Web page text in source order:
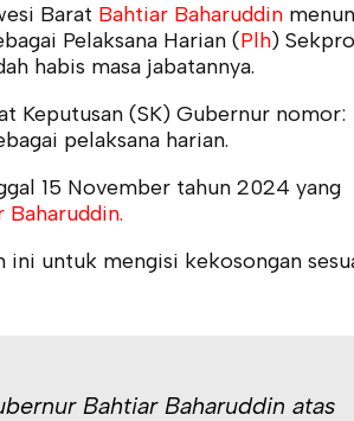
Barat Bahtiar Baharuddin
Pelaksana Harian (Plh)
habis masa jabatannya.
Keputusan (SK) Gubernur nomor:
pelaksana harian.
15 November tahun 2024 yang
untuk mengisi kekosongan
Bahtiar Baharuddin atas